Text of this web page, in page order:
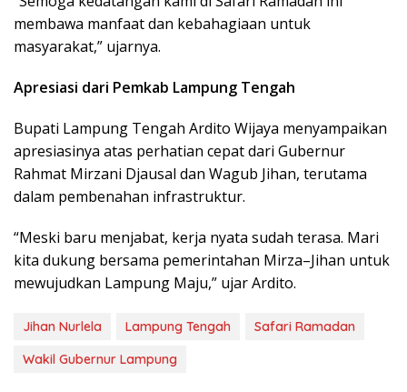
membawa manfaat dan kebahagiaan untuk
masyarakat,” ujarnya.
Apresiasi dari Pemkab Lampung Tengah
Bupati Lampung Tengah Ardito Wijaya menyampaikan
apresiasinya atas perhatian cepat dari Gubernur
Rahmat Mirzani Djausal dan Wagub Jihan, terutama
dalam pembenahan infrastruktur.
“Meski baru menjabat, kerja nyata sudah terasa. Mari
kita dukung bersama pemerintahan Mirza–Jihan untuk
mewujudkan Lampung Maju,” ujar Ardito.
Jihan Nurlela Lampung Tengah
Safari Ramadan
Wakil Gubernur Lampung